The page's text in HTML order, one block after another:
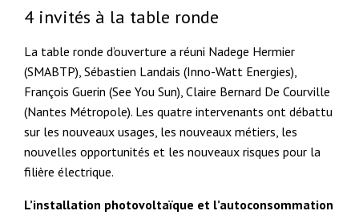
4 invités à la table ronde
La table ronde d’ouverture a réuni Nadege Hermier
(SMABTP), Sébastien Landais (Inno-Watt Energies),
François Guerin (See You Sun), Claire Bernard De Courville
(Nantes Métropole). Les quatre intervenants ont débattu
sur les nouveaux usages, les nouveaux métiers, les
nouvelles opportunités et les nouveaux risques pour la
filière électrique.
L’installation photovoltaïque et l’autoconsommation